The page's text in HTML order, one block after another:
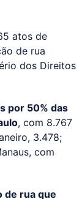
atos de
de rua
dos Direitos
por 50% das
, com 8.767
3.478;
com
de rua que